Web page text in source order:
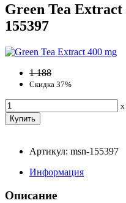
Green Tea Extract
155397
1 188
Скидка 37%
x
Артикул: msn-155397
Информация
Описание